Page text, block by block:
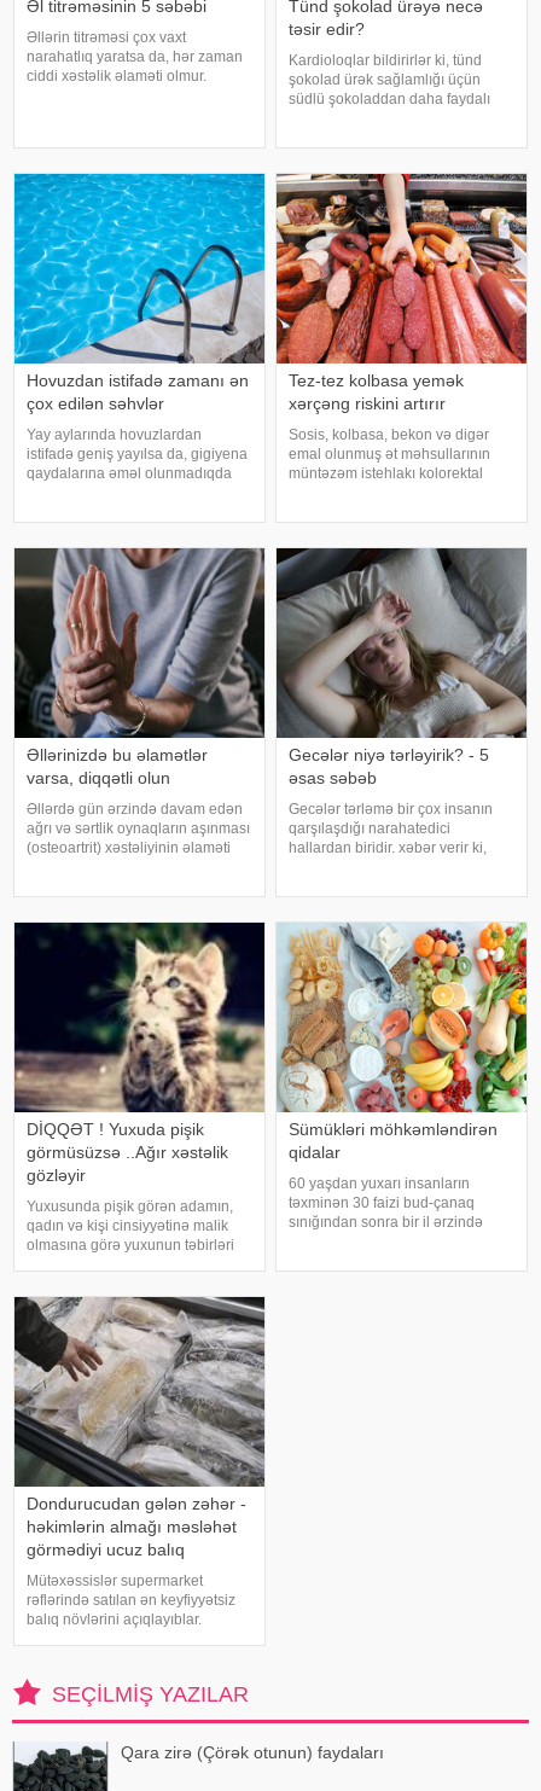
Əl titrəməsinin 5 səbəbi
Əllərin titrəməsi çox vaxt
narahatlıq yaratsa da, hər zaman
ciddi xəstəlik əlaməti olmur.
Tünd şokolad ürəyə necə
təsir edir?
Kardioloqlar bildirirlər ki, tünd
şokolad ürək sağlamlığı üçün
südlü şokoladdan daha faydalı
maddələrdir. -a istinadən bildirir ki
Hovuzdan istifadə zamanı ən
çox edilən səhvlər
Yay aylarında hovuzlardan
istifadə geniş yayılsa da, gigiyena
qaydalarına əməl olunmadıqda
sonra duş qəbul etmək, hovuz
kənarınd
Tez-tez kolbasa yemək
xərçəng riskini artırır
Sosis, kolbasa, bekon və digər
emal olunmuş ət məhsullarının
müntəzəm istehlakı kolorektal
Nazirliyinin Milli Kliniki
Endokrinologiy
Əllərinizdə bu əlamətlər
varsa, diqqətli olun
Əllərdə gün ərzində davam edən
ağrı və sərtlik oynaqların aşınması
(osteoartrit) xəstəliyinin əlaməti
yaranır. xəbər verir ki
Gecələr niyə tərləyirik? - 5
əsas səbəb
Gecələr tərləmə bir çox insanın
qarşılaşdığı narahatedici
hallardan biridir. xəbər verir ki,
sağlamlıq problemlərinin əlamət
DİQQƏT ! Yuxuda pişik
görmüsüzsə ..Ağır xəstəlik
gözləyir
Yuxusunda pişik görən adamın,
qadın və kişi cinsiyyətinə malik
olmasına görə yuxunun təbirləri
həyatında diqqətsiz bir şəxsiyyətə
sahib olduğu, ətrafındak
Sümükləri möhkəmləndirən
qidalar
60 yaşdan yuxarı insanların
təxminən 30 faizi bud-çanaq
sınığından sonra bir il ərzində
Dondurucudan gələn zəhər -
həkimlərin almağı məsləhət
görmədiyi ucuz balıq
Mütəxəssislər supermarket
rəflərində satılan ən keyfiyyətsiz
balıq növlərini açıqlayıblar.
görünür. xarici mediaya istinadən
xəbər verir ki, supermarketlərdək
SEÇILMIŞ YAZILAR
Qara zirə (Çörək otunun) faydaları